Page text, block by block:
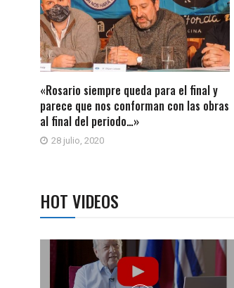
«Rosario siempre queda para el final y
parece que nos conforman con las obras
al final del periodo…»
28 julio, 2020
HOT VIDEOS